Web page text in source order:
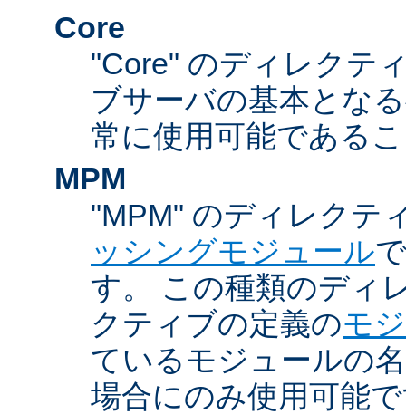
Core
"Core" のディレクテ
ブサーバの基本とな
常に使用可能である
MPM
"MPM" のディレクテ
ッシングモジュール
す。 この種類のディ
クティブの定義のモ
ているモジュールの
場合にのみ使用可能